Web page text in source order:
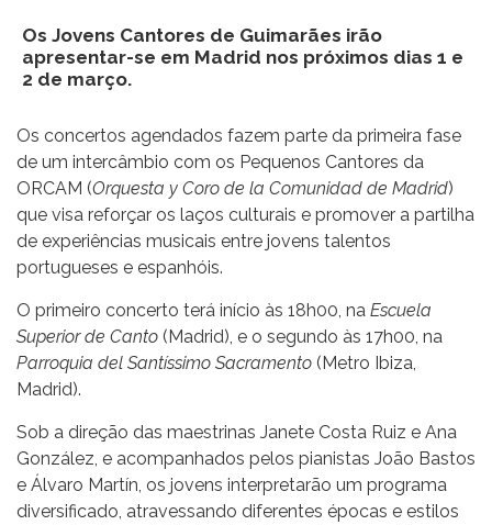
Os Jovens Cantores de Guimarães irão
apresentar-se em Madrid nos próximos dias 1 e
2 de março.
Os concertos agendados fazem parte da primeira fase
de um intercâmbio com os Pequenos Cantores da
ORCAM (Orquesta y Coro de la Comunidad de Madrid)
que visa reforçar os laços culturais e promover a partilha
de experiências musicais entre jovens talentos
portugueses e espanhóis.
O primeiro concerto terá início às 18h00, na Escuela
Superior de Canto (Madrid), e o segundo às 17h00, na
Parroquia del Santíssimo Sacramento (Metro Ibiza,
Madrid).
Sob a direção das maestrinas Janete Costa Ruiz e Ana
González, e acompanhados pelos pianistas João Bastos
e Álvaro Martín, os jovens interpretarão um programa
diversificado, atravessando diferentes épocas e estilos